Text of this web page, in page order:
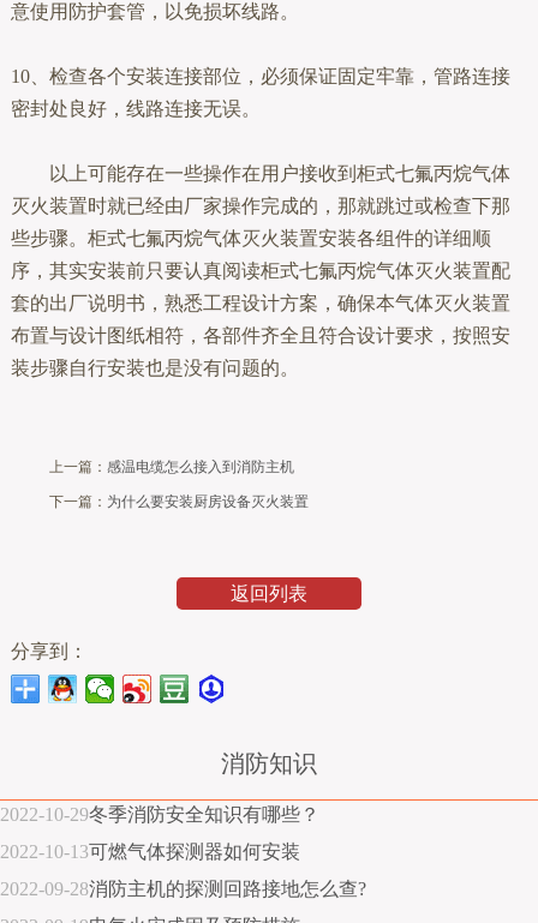
意使用防护套管，以免损坏线路。
10、检查各个安装连接部位，必须保证固定牢靠，管路连接
密封处良好，线路连接无误。
以上可能存在一些操作在用户接收到柜式七氟丙烷气体
灭火装置时就已经由厂家操作完成的，那就跳过或检查下那
些步骤。柜式七氟丙烷气体灭火装置安装各组件的详细顺
序，其实安装前只要认真阅读柜式七氟丙烷气体灭火装置配
套的出厂说明书，熟悉工程设计方案，确保本气体灭火装置
布置与设计图纸相符，各部件齐全且符合设计要求，按照安
装步骤自行安装也是没有问题的。
上一篇： 感温电缆怎么接入到消防主机
下一篇： 为什么要安装厨房设备灭火装置
返回列表
分享到：
消防知识
2022-10-29冬季消防安全知识有哪些？
2022-10-13可燃气体探测器如何安装
2022-09-28消防主机的探测回路接地怎么查?